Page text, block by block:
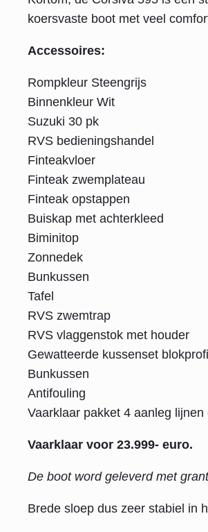
koersvaste boot met veel
Accessoires:
Rompkleur Steengrijs
Binnenkleur Wit
Suzuki 30 pk
RVS bedieningshandel
Finteakvloer
Finteak zwemplateau
Finteak opstappen
Buiskap met achterkleed
Biminitop
Zonnedek
Bunkussen
Tafel
RVS zwemtrap
RVS vlaggenstok met houder
Gewatteerde kussenset
Bunkussen
Antifouling
Vaarklaar pakket 4 aanleg lijnen
Vaarklaar voor 23.999- euro.
De boot word geleverd met
Brede sloep dus zeer stabiel in